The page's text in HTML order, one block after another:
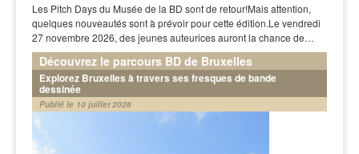
Les Pitch Days du Musée de la BD sont de retour!Mais attention,
quelques nouveautés sont à prévoir pour cette édition.Le vendredi
27 novembre 2026, des jeunes auteurices auront la chance de…
Découvrez le parcours BD de Bruxelles
Explorez Bruxelles à travers ses fresques de bande
dessinée
Publié le 10 juillet 2026